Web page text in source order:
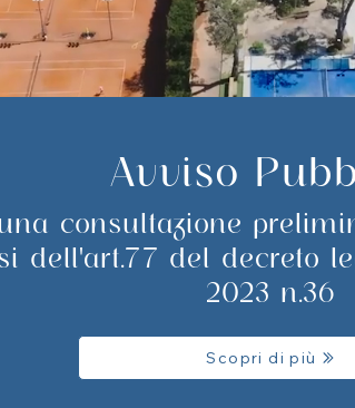
Avviso
consultazione
dell'art.77 del decreto
2023 n.36
Scopri di più